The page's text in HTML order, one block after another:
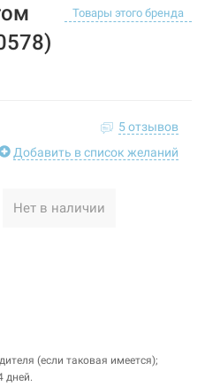
Товары этого бренда
5 отзывов
Добавить в список желаний
Нет в наличии
(если таковая имеется);
дней.